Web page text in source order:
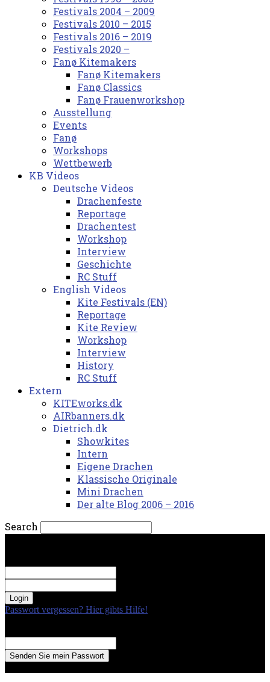
Festivals 2004 – 2009
Festivals 2010 – 2015
Festivals 2016 – 2019
Festivals 2020 –
Fanø Kitemakers
Fanø Kitemakers
Fanø Classics
Fanø Frauenworkshop
Ausstellung
Events
Fanø
Workshops
Wettbewerb
KB Videos
Deutsche Videos
Drachenfeste
Reportage
Drachentest
Workshop
Interview
Geschichte
RC Stuff
English Videos
Kite Festivals (EN)
Reportage
Kite Review
Workshop
Interview
History
RC Stuff
Extern
KITEworks.dk
AIRbanners.dk
Dietrich.dk
Showkites
Intern
Eigene Drachen
Klassische Originale
Mini Drachen
Der alte Blog 2006 – 2016
Search
Passwort vergessen? Hier gibts Hilfe!